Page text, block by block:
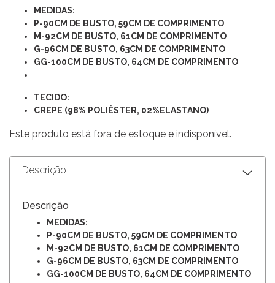
MEDIDAS:
P-90CM DE BUSTO, 59CM DE COMPRIMENTO
M-92CM DE BUSTO, 61CM DE COMPRIMENTO
G-96CM DE BUSTO, 63CM DE COMPRIMENTO
GG-100CM DE BUSTO, 64CM DE COMPRIMENTO
TECIDO:
CREPE (98% POLIÉSTER, 02%ELASTANO)
Este produto está fora de estoque e indisponível.
Descrição
Descrição
MEDIDAS:
P-90CM DE BUSTO, 59CM DE COMPRIMENTO
M-92CM DE BUSTO, 61CM DE COMPRIMENTO
G-96CM DE BUSTO, 63CM DE COMPRIMENTO
GG-100CM DE BUSTO, 64CM DE COMPRIMENTO